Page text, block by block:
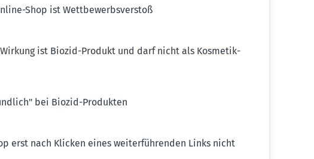
Shop ist Wettbe­werbs­verstoß
ist Biozid-Produkt und darf nicht als Kosme­tik­
bei Biozid-Produkten
erst nach Klicken eines weiter­füh­renden Links nicht